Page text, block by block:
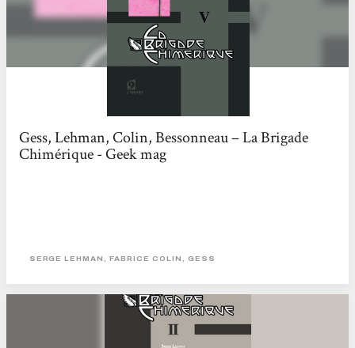
Gess, Lehman, Colin, Bessonneau – La Brigade
Chimérique - Geek mag
SERGE LEHMAN, FABRICE COLIN, GESS